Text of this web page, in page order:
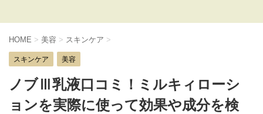
HOME > 美容 > スキンケア >
スキンケア 美容
ノブⅢ乳液口コミ！ミルキィローシ
ョンを実際に使って効果や成分を検